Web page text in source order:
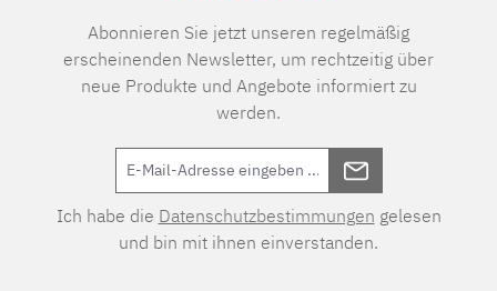
Abonnieren Sie jetzt unseren regelmäßig
erscheinenden Newsletter, um rechtzeitig über
neue Produkte und Angebote informiert zu
werden.
Ich habe die Datenschutzbestimmungen gelesen
und bin mit ihnen einverstanden.